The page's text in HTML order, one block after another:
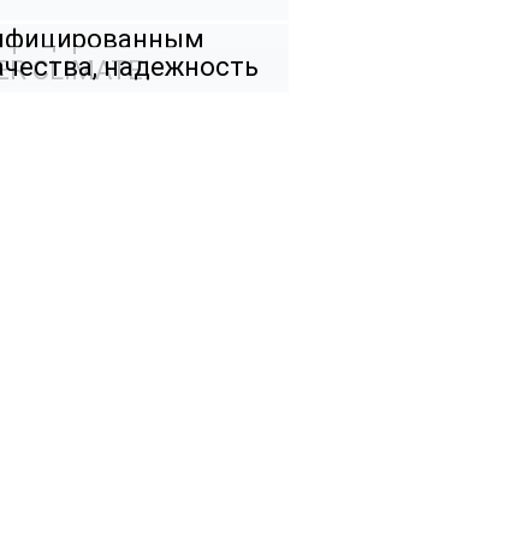
CLIMATE!надежность